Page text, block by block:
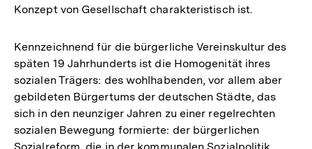
Konzept von Gesellschaft charakteristisch ist.
Kennzeichnend für die bürgerliche Vereinskultur des
späten 19 Jahrhunderts ist die Homogenität ihres
sozialen Trägers: des wohlhabenden, vor allem aber
gebildeten Bürgertums der deutschen Städte, das
sich in den neunziger Jahren zu einer regelrechten
sozialen Bewegung formierte: der bürgerlichen
Sozialreform, die in der kommunalen Sozialpolitik